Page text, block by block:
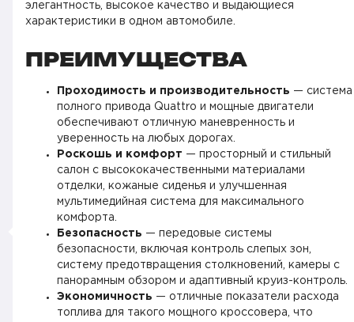
элегантность, высокое качество и выдающиеся
характеристики в одном автомобиле.
ПРЕИМУЩЕСТВА
Проходимость и производительность — система
полного привода Quattro и мощные двигатели
обеспечивают отличную маневренность и
уверенность на любых дорогах.
Роскошь и комфорт — просторный и стильный
салон с высококачественными материалами
отделки, кожаные сиденья и улучшенная
мультимедийная система для максимального
комфорта.
Безопасность — передовые системы
безопасности, включая контроль слепых зон,
систему предотвращения столкновений, камеры с
панорамным обзором и адаптивный круиз-контроль.
Экономичность — отличные показатели расхода
топлива для такого мощного кроссовера, что